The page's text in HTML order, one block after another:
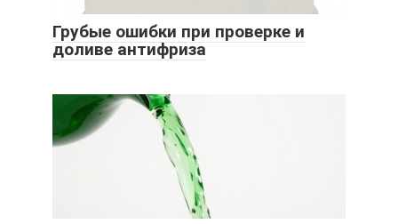
Грубые ошибки при проверке и
доливе антифриза